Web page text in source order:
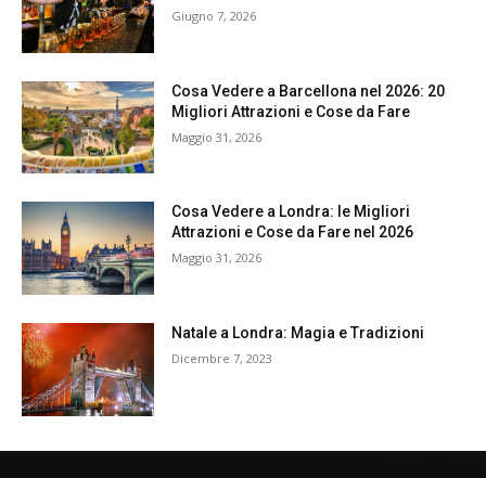
Giugno 7, 2026
Cosa Vedere a Barcellona nel 2026: 20
Migliori Attrazioni e Cose da Fare
Maggio 31, 2026
Cosa Vedere a Londra: le Migliori
Attrazioni e Cose da Fare nel 2026
Maggio 31, 2026
Natale a Londra: Magia e Tradizioni
Dicembre 7, 2023